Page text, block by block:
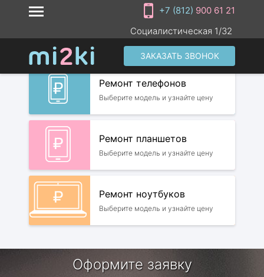
+7 (812) 900 61 21
Социалистическая 1/32
ЗАКАЗАТЬ ЗВОНОК
Ремонт телефонов
Выберите модель и узнайте цену
Ремонт планшетов
Выберите модель и узнайте цену
Ремонт ноутбуков
Выберите модель и узнайте цену
Оформите заявку